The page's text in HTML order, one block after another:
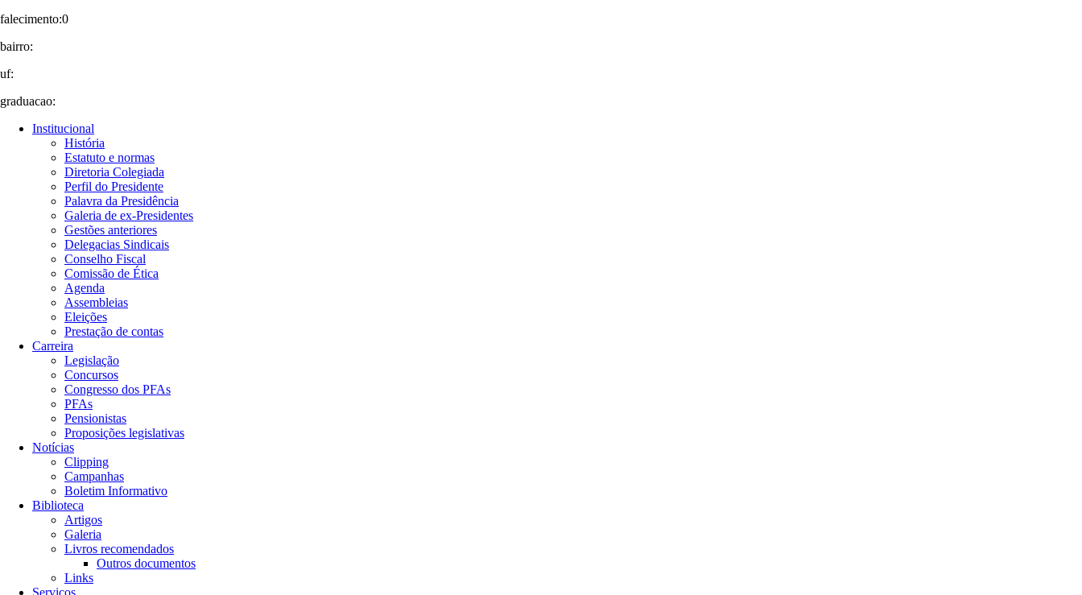
falecimento:0
bairro:
uf:
graduacao:
Institucional
História
Estatuto e normas
Diretoria Colegiada
Perfil do Presidente
Palavra da Presidência
Galeria de ex-Presidentes
Gestões anteriores
Delegacias Sindicais
Conselho Fiscal
Comissão de Ética
Agenda
Assembleias
Eleições
Prestação de contas
Carreira
Legislação
Concursos
Congresso dos PFAs
PFAs
Pensionistas
Proposições legislativas
Notícias
Clipping
Campanhas
Boletim Informativo
Biblioteca
Artigos
Galeria
Livros recomendados
Outros documentos
Links